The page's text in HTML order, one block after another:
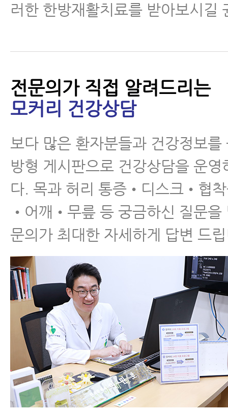
러한 한방재활치료를 받아보시길
전문의가 직접 알려드리는
모커리 건강상담
보다 많은 환자분들과 건강정보를
방형 게시판으로 건강상담을 운영
다. 목과 허리 통증•디스크•협
•어깨•무릎 등 궁금하신 질문을
문의가 최대한 자세하게 답변 드